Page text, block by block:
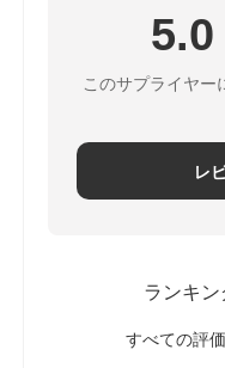
5.0
このサプライヤー
レ
ランキン
すべての評